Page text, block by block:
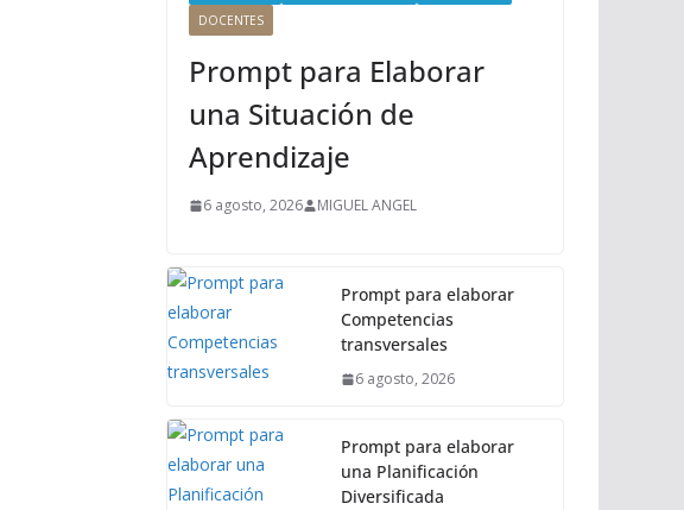
DOCENTES
Prompt para Elaborar
una Situación de
Aprendizaje
6 agosto, 2026 MIGUEL ANGEL
Prompt para elaborar
Competencias
transversales
6 agosto, 2026
Prompt para elaborar
una Planificación
Diversificada